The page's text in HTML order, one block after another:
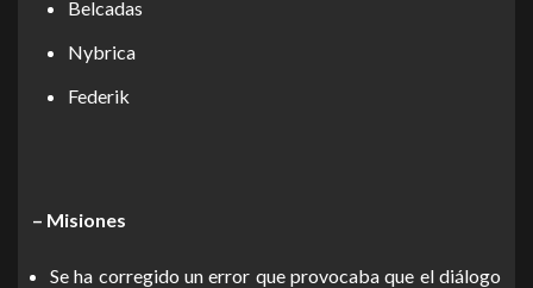
Belcadas
Nybrica
Federik
– Misiones
Se ha corregido un error que provocaba que el diálogo